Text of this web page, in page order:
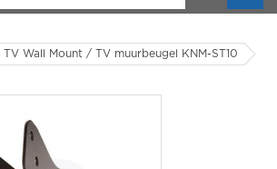
TV Wall Mount / TV muurbeugel KNM-ST10